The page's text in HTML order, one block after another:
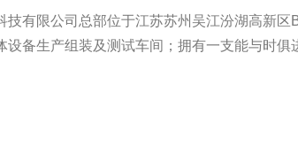
技有限公司总部位于江苏苏州吴江汾湖高新
设备生产组装及测试车间；拥有一支能与时